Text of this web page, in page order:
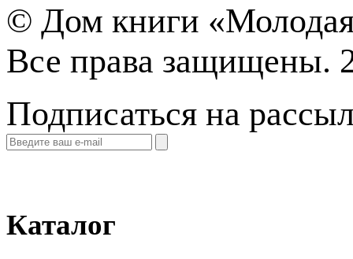
© Дом книги
Все права защищены.
Подписаться на
Каталог